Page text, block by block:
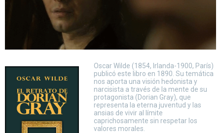
Oscar Wilde (1854, Irlanda-1900, París)
publicó este libro en 1890. Su temática
nos aporta una visión hedonista y
narcisista a través de la mente de su
protagonista (Dorian Gray), que
representa la eterna juventud y las
ansias de vivir al límite
caprichosamente sin respetar los
valores morales.